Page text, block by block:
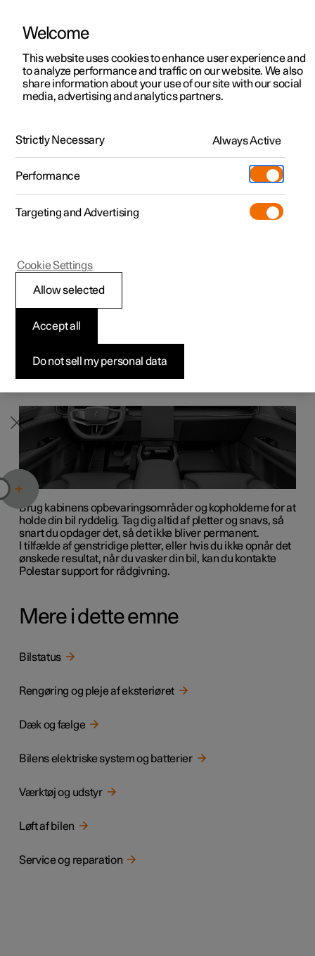
Polestar 2
Polestar 3
Polestar 4
Pre-owned
Shop
Mere
Udforsk Polestar 2
Kampagner
Nye lagerbiler
Byg din bil
Firmabil
Prøvetur
Nye lagerbiler
Byg din bil
Firmabil
Udforsk Polestar 4
Kampagner
Nye lagerbiler
Byg din bil
Firmabil
Udforsk Polestar 5
Byg din bil
Pre-owned-programmet
Pre-owned Polestar 2
Pre-owned Polestar 3
Pre-owned Polestar 4
Kampagner til privatkunder
Tilbud til erhvervskunder
Nye lagerbiler
Byg din bil
Pre-owned
Prøvetur
Extras tilbehør
(Åbner i et nyt vindue)
Experiences
Firmabil
Sådan foregår købet
Finansieringsmuligheder
Find os
Servicelokationer
Ejerskab
Opladning
Om Polestar
Bæredygtighed
Nyheder
Nyhedsbrev
HåndbogVideogalleriSoftwareopdateringer
Pleje og vedligeholdelse
Polestar 3
Rengøring og pleje af
interiøret
Hold interiøret i din bil i god stand ved at pleje
materialerne og holde dem rene.
Brug kabinens opbevaringsområder og kopholderne for at
holde din bil ryddelig. Tag dig altid af pletter og snavs, så
snart du opdager det, så det ikke bliver permanent.
I tilfælde af genstridige pletter, eller hvis du ikke opnår det
ønskede resultat, når du vasker din bil, kan du kontakte
Polestar support for rådgivning.
Mere i dette emne
Bilstatus
Rengøring og pleje af eksteriøret
Dæk og fælge
Bilens elektriske system og batterier
Værktøj og udstyr
Løft af bilen
Service og reparation
Welcome
This website uses cookies to enhance user experience and
to analyze performance and traffic on our website. We also
share information about your use of our site with our social
media, advertising and analytics partners.
Strictly Necessary Always Active
Performance
Targeting and Advertising
Do not sell my personal data
Accept all
Allow selected
Cookie Settings